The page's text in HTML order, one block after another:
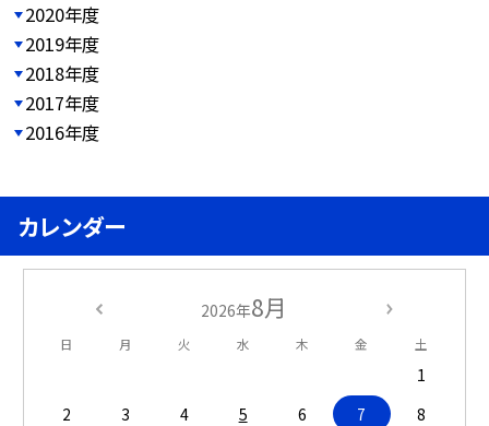
2020年度
2019年度
2018年度
2017年度
2016年度
カレンダー
2026年8月
日 月 火 水 木 金 土
1
2
3 4 5 6 7
8